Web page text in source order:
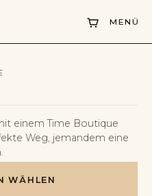
MENÜ
einem Time Boutique
Weg, jemandem eine
WÄHLEN